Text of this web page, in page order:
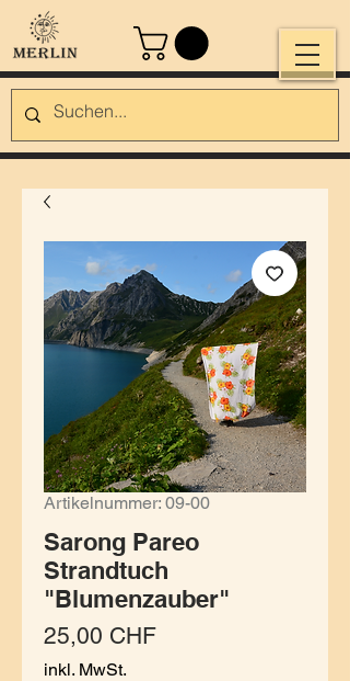
Artikelnummer: 09-00
Sarong Pareo
Strandtuch
"Blumenzauber"
25,00 CHFPreis
inkl. MwSt.